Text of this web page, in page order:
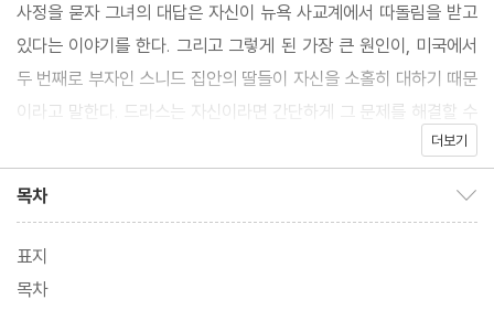
사정을 묻자 그녀의 대답은 자신이 뉴욕 사교계에서 따돌림을 받고
있다는 이야기를 한다. 그리고 그렇게 된 가장 큰 원인이, 미국에서
두 번째로 부자인 스니드 집안의 딸들이 자신을 소홀히 대하기 때문
이라고 말한다. 드라스는 자신이라면 간단하게 그 문제를 해결할 수
더보기
목차
표지
목차